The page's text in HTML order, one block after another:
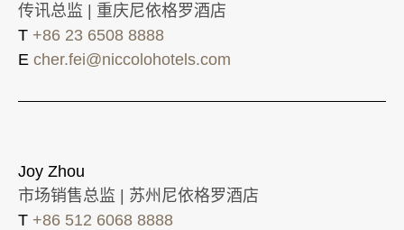
传讯总监 | 重庆尼依格罗酒店
T +86 23 6508 8888
E cher.fei@niccolohotels.com
Joy Zhou
市场销售总监 | 苏州尼依格罗酒店
T +86 512 6068 8888